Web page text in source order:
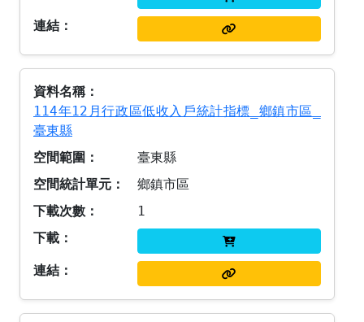
114年12月行政區低收入戶統計指標_鄉鎮市區_
臺東縣
臺東縣
鄉鎮市區
1